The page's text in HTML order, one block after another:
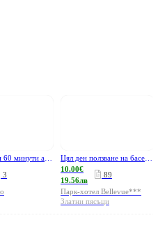
3
10.00€
19.56лв
89
Парк-хотел Bellevue***
Златни пясъци